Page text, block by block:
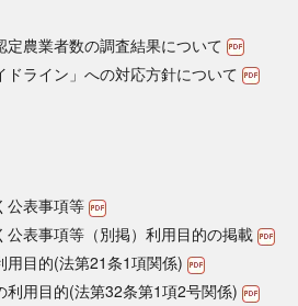
農業者数の調査結果について
ドライン」への対応方針について
公表事項等
表事項等（別掲）利用目的の掲載
用目的(法第21条1項関係)
利用目的(法第32条第1項2号関係)